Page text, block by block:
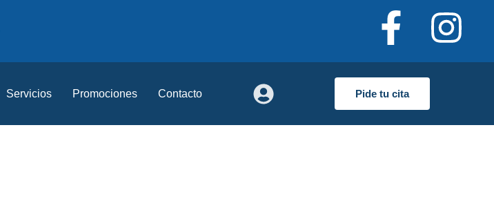
Servicios Promociones Contacto Pide tu cita